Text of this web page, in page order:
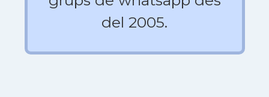
del 2005.